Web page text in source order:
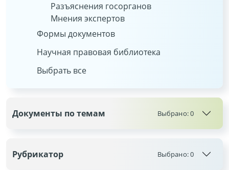
Разъяснения госорганов
Мнения экспертов
Формы документов
Научная правовая библиотека
Выбрать все
Документы по темам Выбрано:0
Рубрикатор Выбрано:0